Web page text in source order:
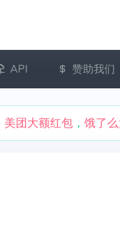
API 赞助我们
美团大额红包， 饿了